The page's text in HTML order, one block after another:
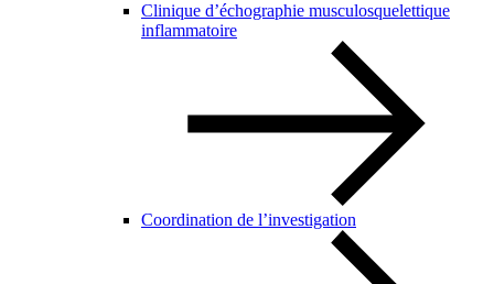
Clinique d’échographie musculosquelettique
inflammatoire
Coordination de l’investigation